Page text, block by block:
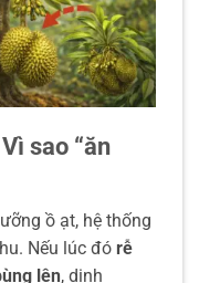
sao “ăn
ồ ạt, hệ thống
Nếu lúc đó rễ
lên, dinh